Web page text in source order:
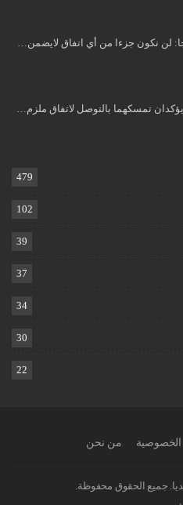
لن نكون جزءا من أي اتفاق لايضمن…
تمسكهما بالتوصل لاتفاق ملزم…
479
102
39
37
34
30
22
من نحن